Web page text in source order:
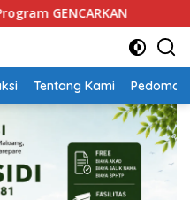
Pelatihan
Tentang Kami